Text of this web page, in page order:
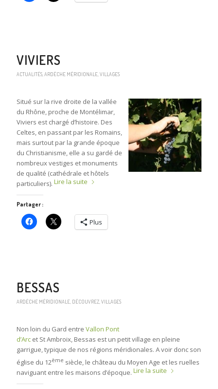
VIVIERS
ACTUALITÉS, ARDÈCHE MÉRIDIONALE, VILLAGES
Situé sur la rive droite de la vallée
du Rhône, proche de Montélimar,
Viviers est chargé d’histoire. Des
Celtes, en passant par les Romains,
mais surtout par la grande époque
du Christianisme, elle a su gardé de
nombreux vestiges et monuments
de qualité (cathédrale et hôtels
particuliers). Lire la suite
Partager :
Plus
BESSAS
ARDÈCHE MÉRIDIONALE, DÉCOUVREZ, VILLAGES
Non loin du Gard entre Vallon Pont
d’Arcet St Ambroix, Bessas est un petit village en pleine
garrigue, typique de nos régions méridionales. A voir donc son
église du 12ème siècle, le château du Moyen Age et les ruelles
naviguant entre les maisons d’époque. Lire la suite